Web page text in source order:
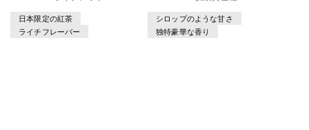
日本限定の紅茶
ライチフレーバー
シロップのような甘さ
独特豪華な香り